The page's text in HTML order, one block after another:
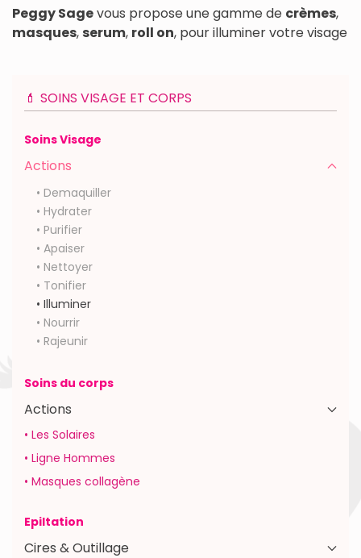
Peggy Sagevous propose une gamme de crèmes,
masques, serum, roll on, pour illuminer votre visage
💄 SOINS VISAGE ET CORPS
Soins Visage
Actions
• Demaquiller
• Hydrater
• Purifier
• Apaiser
• Nettoyer
• Tonifier
• Illuminer
• Nourrir
• Rajeunir
Soins du corps
Actions
• Les Solaires
• Ligne Hommes
• Masques collagène
Epiltation
Cires & Outillage